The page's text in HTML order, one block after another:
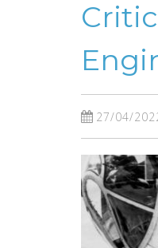
27/04/